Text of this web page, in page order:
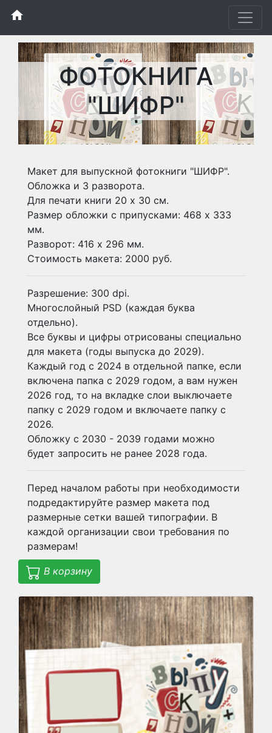
home
ФОТОКНИГА
"ШИФР"
Макет для выпускной фотокниги "ШИФР".
Обложка и 3 разворота.
Для печати книги 20 х 30 см.
Размер обложки с припусками: 468 х 333
мм.
Разворот: 416 х 296 мм.
Стоимость макета: 2000 руб.
Разрешение: 300 dpi.
Многослойный PSD (каждая буква
отдельно).
Все буквы и цифры отрисованы специально
для макета (годы выпуска до 2029).
Каждый год с 2024 в отдельной папке, если
включена папка с 2029 годом, а вам нужен
2026 год, то на вкладке слои выключаете
папку с 2029 годом и включаете папку с
2026.
Обложку с 2030 - 2039 годами можно
будет запросить не ранее 2028 года.
Перед началом работы при необходимости
подредактируйте размер макета под
размерные сетки вашей типографии. В
каждой организации свои требования по
размерам!
В корзину